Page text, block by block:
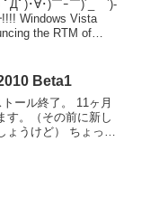
ﾟ)･∀･)￣ｰ￣)´_ゝ`)-
Windows Vista
the RTM of
Beta1
ール終了。 11ヶ月
す。（その前に新し
ょうけど） ちょっと